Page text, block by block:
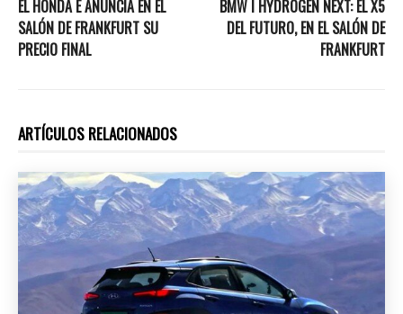
EL HONDA E ANUNCIA EN EL
SALÓN DE FRANKFURT SU
PRECIO FINAL
BMW I HYDROGEN NEXT: EL X5
DEL FUTURO, EN EL SALÓN DE
FRANKFURT
ARTÍCULOS RELACIONADOS